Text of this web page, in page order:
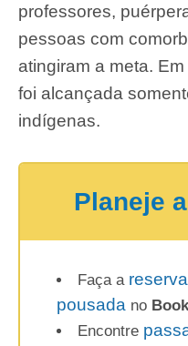
professores,
pessoas com
atingiram a meta.
foi alcançada
indígenas.
Planeje
Faça a
pousada no
Encontre